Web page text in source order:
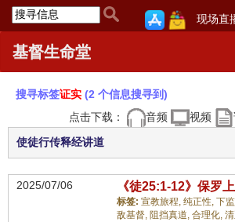
现场直
基督生命堂
搜寻标签证实 (2 个信息搜寻到)
点击下载：
音频 视频
使徒行传释经讲道
2025/07/06 《徒25:1-12》保罗
标签: 宣教旅程, 纯正性, 下
敌基督, 阻挡真道, 合理化,